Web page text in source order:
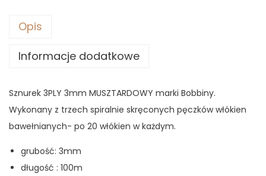
ł
Opis
Informacje dodatkowe
Sznurek 3PLY 3mm MUSZTARDOWY marki Bobbiny.
Wykonany z trzech spiralnie skręconych pęczków włókien
bawełnianych- po 20 włókien w każdym.
grubość: 3mm
długość : 100m